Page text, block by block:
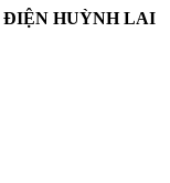
ĐIỆN HUỲNH LAI